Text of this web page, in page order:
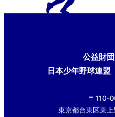
公益財
日本少年野球連
〒110-
東京都台東区東